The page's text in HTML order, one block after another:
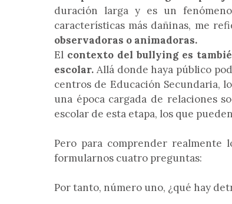
duración larga y es un
características más dañinas, me
observadoras o animadoras.
El contexto del bullying es
escolar. Allá donde haya público
centros de Educación Secundaria,
una época cargada de relaciones
escolar de esta etapa, los que
Pero para comprender realmente
formularnos cuatro preguntas:
Por tanto, número uno, ¿qué hay